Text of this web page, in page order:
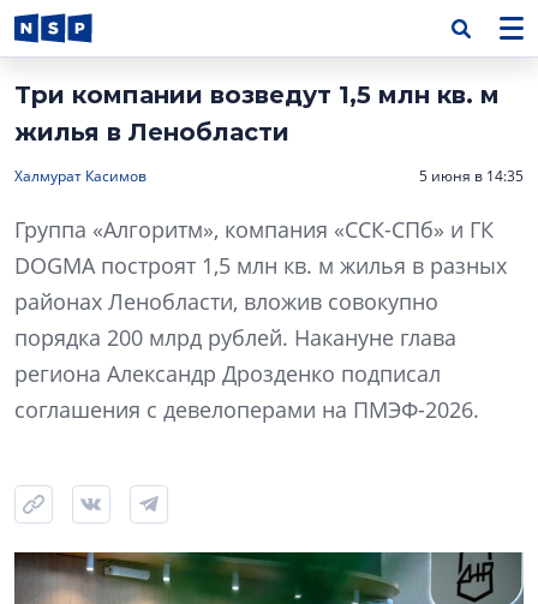
Три компании возведут 1,5 млн кв. м
жилья в Ленобласти
Халмурат Касимов 5 июня в 14:35
Группа «Алгоритм», компания «ССК-СПб» и ГК
DOGMA построят 1,5 млн кв. м жилья в разных
районах Ленобласти, вложив совокупно
порядка 200 млрд рублей. Накануне глава
региона Александр Дрозденко подписал
соглашения с девелоперами на ПМЭФ-2026.